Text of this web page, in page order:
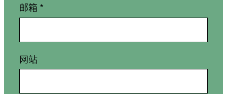
邮箱 *
网站